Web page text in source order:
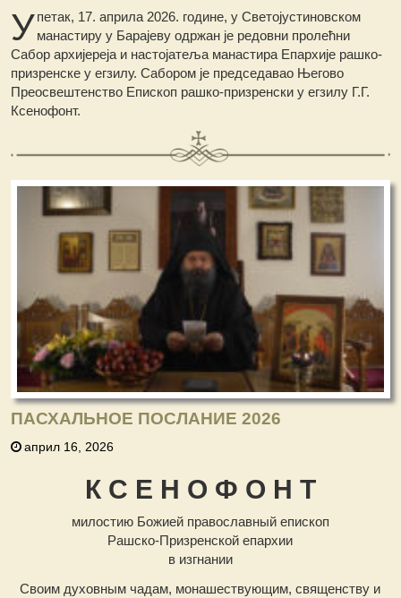
Упетак, 17. априла 2026. године, у Светојустиновском
манастиру у Барајеву одржан је редовни пролећни
Сабор архијереја и настојатеља манастира Епархије рашко-
призренске у егзилу. Сабором је председавао Његово
Преосвештенство Епископ рашко-призренски у егзилу Г.Г.
Ксенофонт.
ПАСХАЛЬНОЕ ПОСЛАНИЕ 2026
април 16, 2026
К С Е Н О Ф О Н Т
милостию Божией православный епископ
Рашско-Призренской епархии
в изгнании
Своим духовным чадам, монашествующим, священству и